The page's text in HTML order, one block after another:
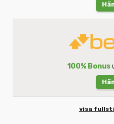
100% Bonus
visa